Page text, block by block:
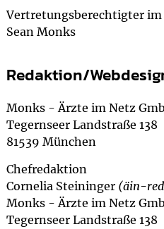
Vertretungsberechtigter im
Sean Monks
Redaktion/
Monks - Ärzte im Netz
Tegernseer Landstraße 138
81539 München
Chefredaktion
Cornelia Steininger (äin-
Monks - Ärzte im Netz
Tegernseer Landstraße 138